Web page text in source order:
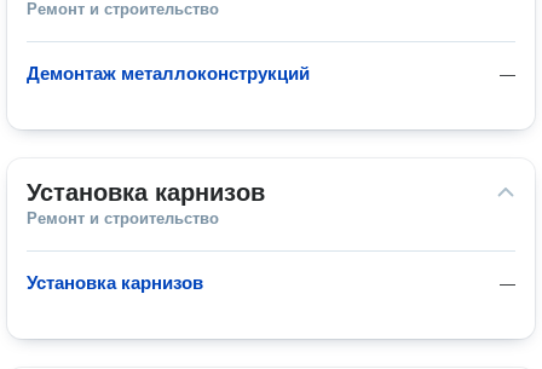
Ремонт и строительство
—
Демонтаж металлоконструкций
Установка карнизов
Ремонт и строительство
—
Установка карнизов